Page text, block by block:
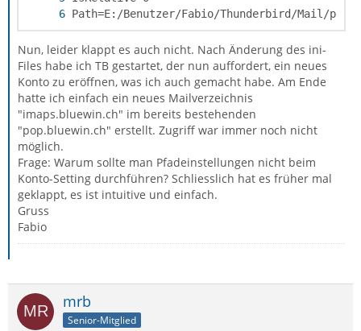
Path=E:/Benutzer/Fabio/Thunderbird/Mail/
Nun, leider klappt es auch nicht. Nach Änderung des ini-
Files habe ich TB gestartet, der nun auffordert, ein neues
Konto zu eröffnen, was ich auch gemacht habe. Am Ende
hatte ich einfach ein neues Mailverzeichnis
"imaps.bluewin.ch" im bereits bestehenden
"pop.bluewin.ch" erstellt. Zugriff war immer noch nicht
möglich.
Frage: Warum sollte man Pfadeinstellungen nicht beim
Konto-Setting durchführen? Schliesslich hat es früher mal
geklappt, es ist intuitive und einfach.
Gruss
Fabio
mrb
Senior-Mitglied